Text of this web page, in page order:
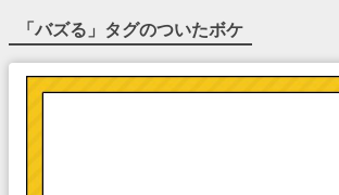
「バズる 」タグのついたボケ